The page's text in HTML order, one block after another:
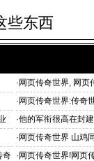
些东西
· 网页传奇世界, 网页
· 网页传奇世界:传奇
·他的军衔很高在封
· 网页传奇世界 山鸡
在哪里
奇 · 网页传奇世界!网页